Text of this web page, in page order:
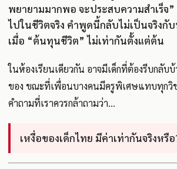
พยายามมากพอ จะประสบความสำเร็จ”
ไปในชีวิตจริง คำพูดนี้กลับไม่เป็นจริงกั
เมื่อ “ต้นทุนชีวิต” ไม่เท่ากันตั้งแต่ต้น
ในห้องเรียนเดียวกัน อาจมีเด็กที่ต้องรีบกลั
ของ ขณะที่เพื่อนบางคนมีครูพิเศษแทบทุกวิ
คำถามที่เราควรกล้าถามว่า...
เหงื่อของเด็กไทย มีค่าเท่ากันจริงหรือ